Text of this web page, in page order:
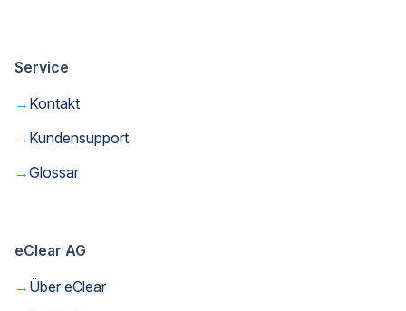
Service
→ Kontakt
→ Kundensupport
→Glossar
eClear AG
→ Über eClear